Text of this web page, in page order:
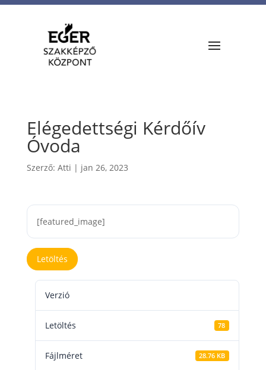
Elégedettségi Kérdőív
Óvoda
Szerző: Atti | jan 26, 2023
[featured_image]
Letöltés
Verzió
Letöltés 78
Fájlméret 28.76 KB